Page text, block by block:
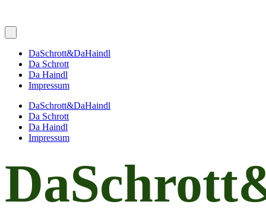
DaSchrott&DaHaindl
Da Schrott
Da Haindl
Impressum
DaSchrott&DaHaindl
Da Schrott
Da Haindl
Impressum